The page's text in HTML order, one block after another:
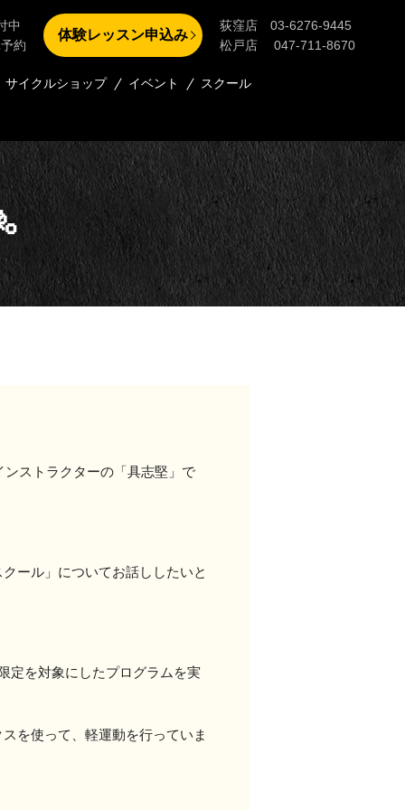
サイクルショップ イベント
スクール
中
約
体験レッスン申込み
荻窪店 03-6276-9445
松戸店 047-711-8670
ストラクターの「具志堅」で
ール」についてお話ししたいと
定を対象にしたプログラムを実
を使って、軽運動を行っていま